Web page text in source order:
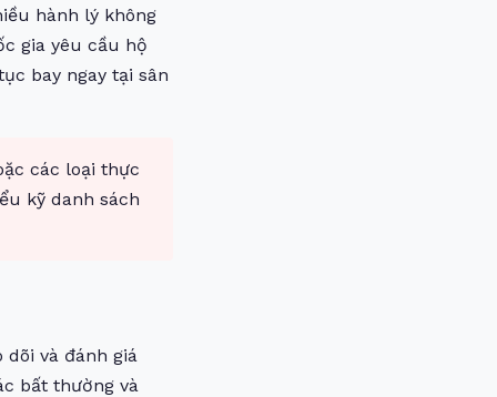
hành lý không
gia yêu cầu hộ
bay ngay tại sân
các loại thực
kỹ danh sách
và đánh giá
bất thường và